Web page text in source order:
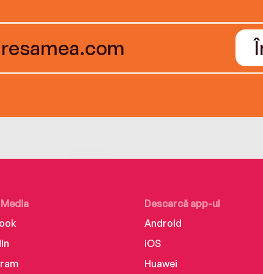
Descarcă app-ul
Android
iOS
Huawei